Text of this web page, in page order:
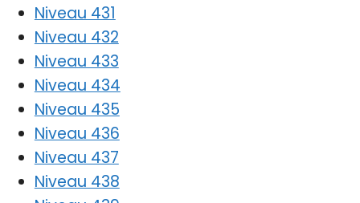
Niveau 431
Niveau 432
Niveau 433
Niveau 434
Niveau 435
Niveau 436
Niveau 437
Niveau 438